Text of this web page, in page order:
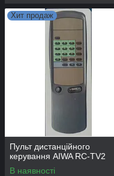
Хит продаж
Пульт дистанційного
керування AIWA RC-TV2
В наявності